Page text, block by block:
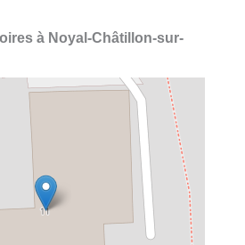
à Noyal-Châtillon-sur-